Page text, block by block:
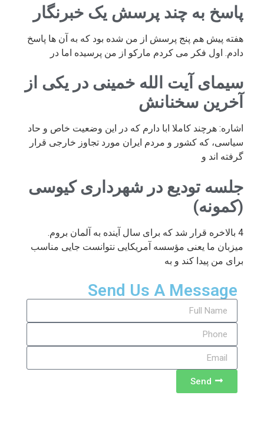
پاسخ به چند پرسش یک خبرنگار
هفته پیش هم پنج پرسش از من شده بود که به آن ها پاسخ
دادم. اول فکر می کردم مارکو از من پرسیده اما در
سیمای آیت الله خمینی در یکی از
آخرین سخنانش
اشاره: هرچند کاملا ابا دارم که در این وضعیت خاص و حاد
سیاسی، که کشور و مردم ایران مورد تجاوز خارجی قرار
گرفته اند و
جلسه تودیع در شهرداری کیوسی
(کمونه)
4 بالاخره قرار شد که برای سال آینده به آلمان بروم.
میزبان ما یعنی مؤسسه آمریکایی نتوانست جایی مناسب
برای من پیدا کند و به
Send Us A Message
Send